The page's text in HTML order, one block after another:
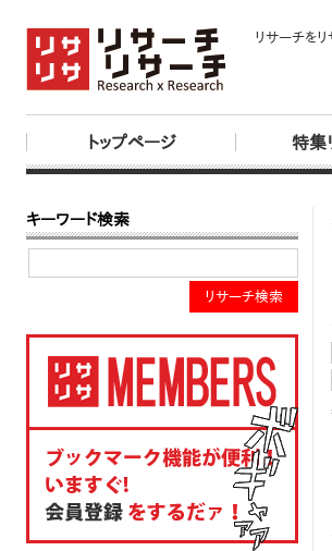
リサーチを
トップページ 特集
キーワード検索
リサーチ検索